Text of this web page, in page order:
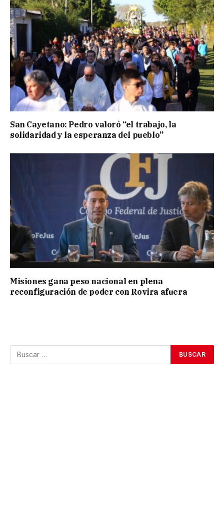
San Cayetano: Pedro valoró “el trabajo, la
solidaridad y la esperanza del pueblo”
Misiones gana peso nacional en plena
reconfiguración de poder con Rovira afuera